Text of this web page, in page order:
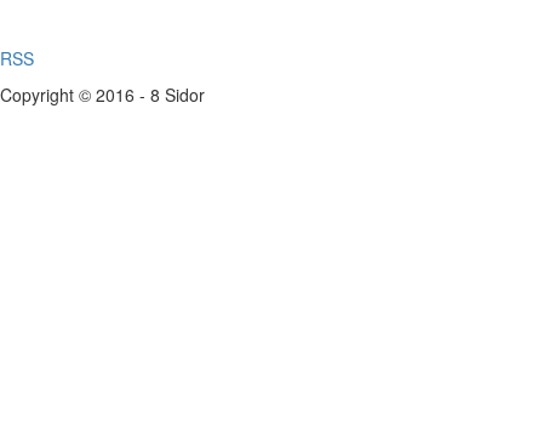
RSS
Copyright © 2016 - 8 Sidor